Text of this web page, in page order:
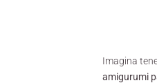
Imagina
amigurumi